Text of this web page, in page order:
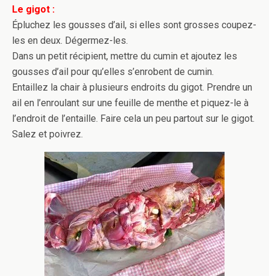
Le gigot :
Épluchez les gousses d’ail, si elles sont grosses coupez-
les en deux. Dégermez-les.
Dans un petit récipient, mettre du cumin et ajoutez les
gousses d’ail pour qu’elles s’enrobent de cumin.
Entaillez la chair à plusieurs endroits du gigot. Prendre un
ail en l’enroulant sur une feuille de menthe et piquez-le à
l’endroit de l’entaille. Faire cela un peu partout sur le gigot.
Salez et poivrez.